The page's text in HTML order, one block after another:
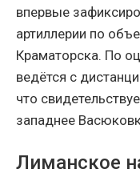
впервые
артиллерии по
Краматорска. По
ведётся с
что
западнее
Лиманское